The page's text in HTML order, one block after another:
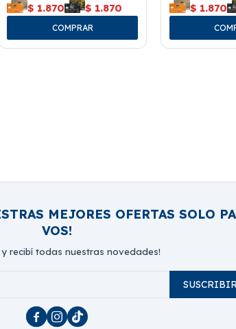
$ 1.870 $ 1.870 $ 1.870
MEJORES OFERTAS SOLO
VOS!
y recibí todas nuestras novedades!
  